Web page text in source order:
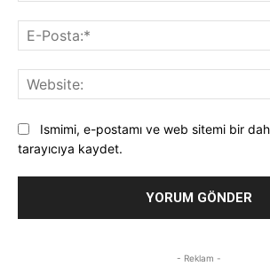
Ismimi, e-postamı ve web sitemi bir
tarayıcıya kaydet.
- Reklam -